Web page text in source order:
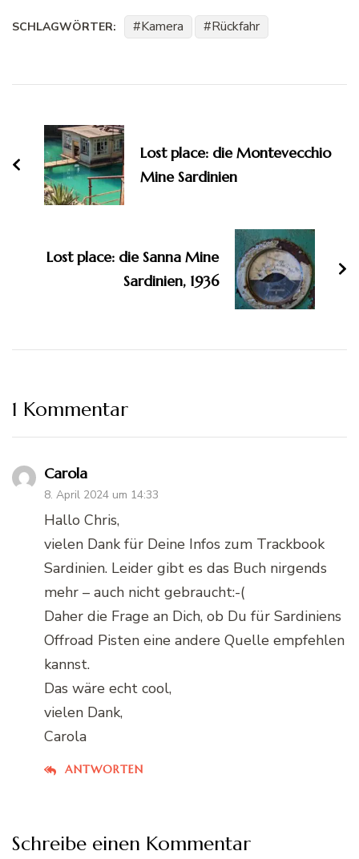
SCHLAGWÖRTER: Kamera Rückfahr
Lost place: die Montevecchio
Mine Sardinien
Lost place: die Sanna Mine
Sardinien, 1936
1 Kommentar
Carola
8. April 2024 um 14:33
ANTWORTEN
Hallo Chris,
vielen Dank für Deine Infos zum Trackbook
Sardinien. Leider gibt es das Buch nirgends
mehr – auch nicht gebraucht:-(
Daher die Frage an Dich, ob Du für Sardiniens
Offroad Pisten eine andere Quelle empfehlen
kannst.
Das wäre echt cool,
vielen Dank,
Carola
Schreibe einen Kommentar